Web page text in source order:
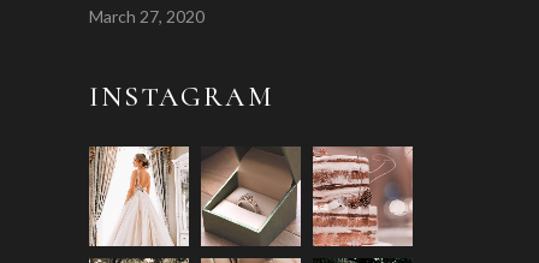
March 27, 2020
INSTAGRAM